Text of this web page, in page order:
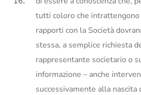
tutti coloro che
rapporti con la Società
stessa, a semplice richiesta
rappresentante societario o
informazione – anche
successivamente alla nascita